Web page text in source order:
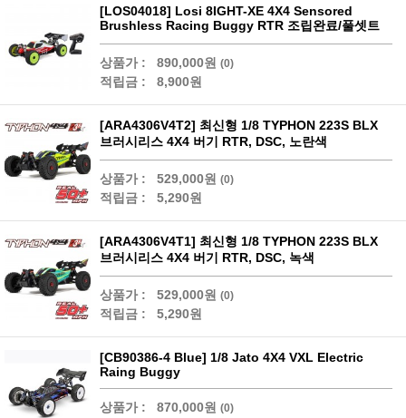
[LOS04018] Losi 8IGHT-XE 4X4 Sensored
Brushless Racing Buggy RTR 조립완료/풀셋트
상품가 : 890,000원 (0)
적립금 : 8,900원
[ARA4306V4T2] 최신형 1/8 TYPHON 223S BLX
브러시리스 4X4 버기 RTR, DSC, 노란색
상품가 : 529,000원 (0)
적립금 : 5,290원
[ARA4306V4T1] 최신형 1/8 TYPHON 223S BLX
브러시리스 4X4 버기 RTR, DSC, 녹색
상품가 : 529,000원 (0)
적립금 : 5,290원
[CB90386-4 Blue] 1/8 Jato 4X4 VXL Electric
Raing Buggy
상품가 : 870,000원 (0)